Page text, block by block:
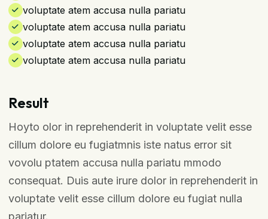
voluptate atem accusa nulla pariatu
voluptate atem accusa nulla pariatu
voluptate atem accusa nulla pariatu
voluptate atem accusa nulla pariatu
Result
Hoyto olor in reprehenderit in voluptate velit esse
cillum dolore eu fugiatmnis iste natus error sit
vovolu ptatem accusa nulla pariatu mmodo
consequat. Duis aute irure dolor in reprehenderit in
voluptate velit esse cillum dolore eu fugiat nulla
pariatur.